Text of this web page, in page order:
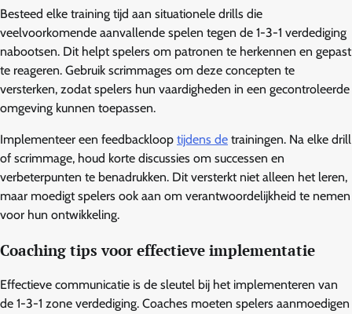
Besteed elke training tijd aan situationele drills die
veelvoorkomende aanvallende spelen tegen de 1-3-1 verdediging
nabootsen. Dit helpt spelers om patronen te herkennen en gepast
te reageren. Gebruik scrimmages om deze concepten te
versterken, zodat spelers hun vaardigheden in een gecontroleerde
omgeving kunnen toepassen.
Implementeer een feedbackloop tijdens de trainingen. Na elke drill
of scrimmage, houd korte discussies om successen en
verbeterpunten te benadrukken. Dit versterkt niet alleen het leren,
maar moedigt spelers ook aan om verantwoordelijkheid te nemen
voor hun ontwikkeling.
Coaching tips voor effectieve implementatie
Effectieve communicatie is de sleutel bij het implementeren van
de 1-3-1 zone verdediging. Coaches moeten spelers aanmoedigen